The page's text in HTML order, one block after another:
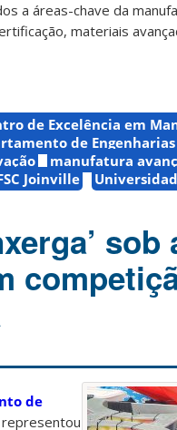
a áreas-chave da
materiais
de Excelência em
de
manufatura
Joinville
sob
de
representou